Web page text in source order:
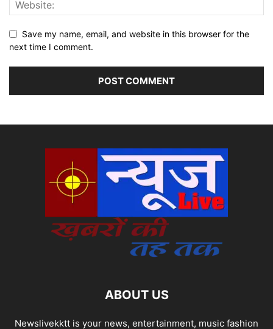
Save my name, email, and website in this browser for the
next time I comment.
ABOUT US
Newslivekktt is your news, entertainment, music fashion